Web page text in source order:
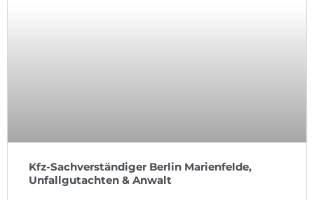
Kfz-Sachverständiger Berlin Marienfelde,
Unfallgutachten & Anwalt